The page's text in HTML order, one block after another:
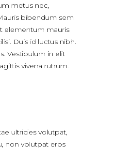
metus nec,
bibendum sem
elementum mauris
Duis id luctus nibh.
Vestibulum in elit
viverra rutrum.
ultricies volutpat,
non volutpat eros